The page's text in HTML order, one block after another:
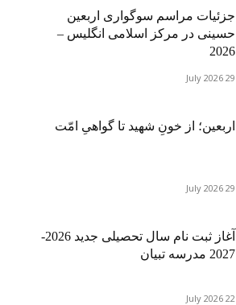
جزئیات مراسم سوگواری اربعین
حسینی در مرکز اسلامی انگلیس –
2026
29 July 2026
اربعین؛ از خونِ شهید تا گواهیِ امّت
29 July 2026
آغاز ثبت نام سال تحصیلی جدید 2026-
2027 مدرسه تبیان
22 July 2026